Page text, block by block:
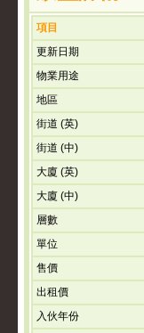
項目
更新日期
物業用途
地區
街道 (英)
街道 (中)
大廈 (英)
大廈 (中)
層數
單位
售價
出租價
入伙年份